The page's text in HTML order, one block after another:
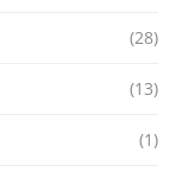
(28)
(13)
(1)